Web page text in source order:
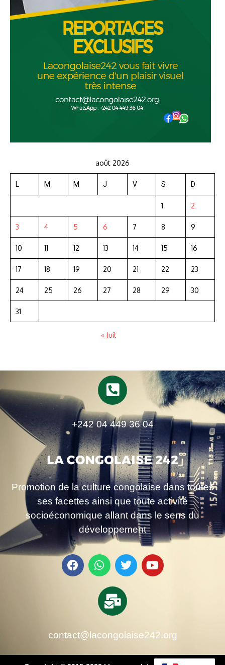
août 2026
L M M J V S D
1 2
3 4 5 6 7 8 9
10 11 12 13 14 15 16
17 18 19 20 21 22 23
24 25 26 27 28 29 30
31
« Juil
+242 04 449 36 04
Promotion de la culture congolaise dans toutes
ses facettes ainsi que toute activité
socioéconomique allant dans le sens du
développement
contact@lacongolaise242.org